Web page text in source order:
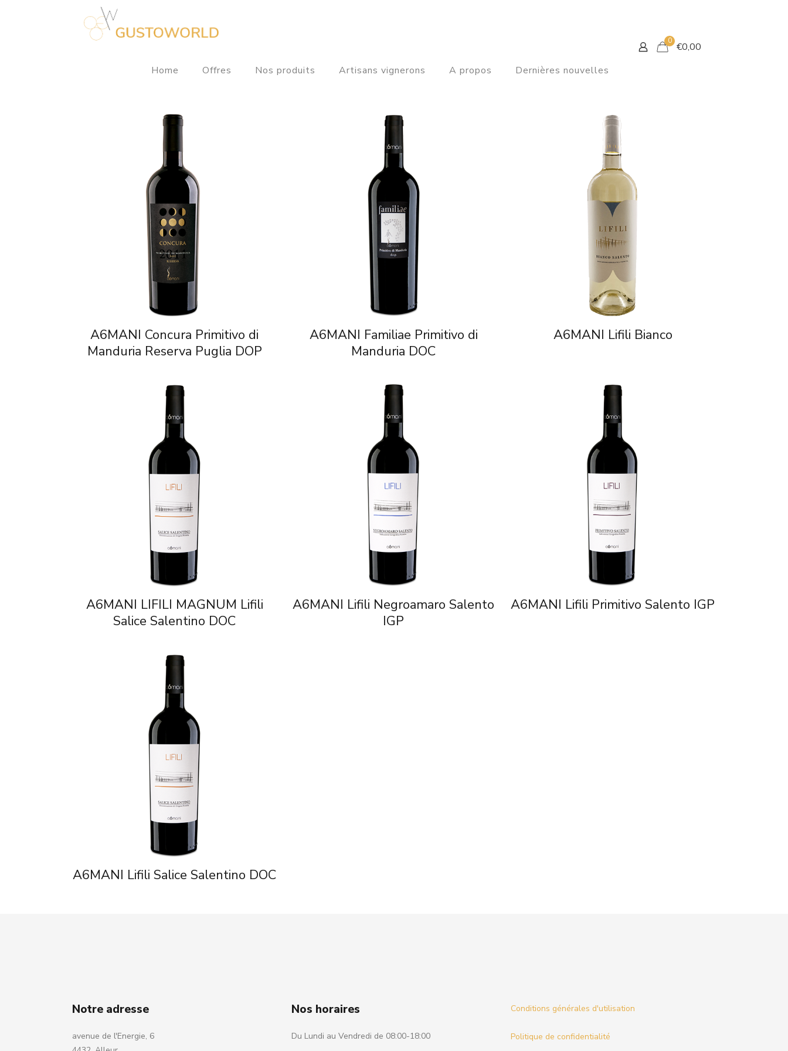
Home Offres Nos produits Artisans vignerons A propos Dernières nouvelles
0 €0,00
A6MANI Concura Primitivo di
Manduria Reserva Puglia DOP
A6MANI Familiae Primitivo di
Manduria DOC
A6MANI Lifili Bianco
A6MANI LIFILI MAGNUM Lifili
Salice Salentino DOC
A6MANI Lifili Negroamaro Salento
IGP
A6MANI Lifili Primitivo Salento IGP
A6MANI Lifili Salice Salentino DOC
Notre adresse
avenue de l'Energie, 6
Nos horaires
Du Lundi au Vendredi de 08:00-18:00
Conditions générales d'utilisation
Politique de confidentialité